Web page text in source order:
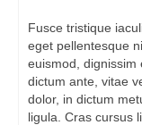
Fusce tristique
eget pellentesque
euismod, dignissim
dictum ante, vitae
dolor, in dictum
ligula. Cras cursus